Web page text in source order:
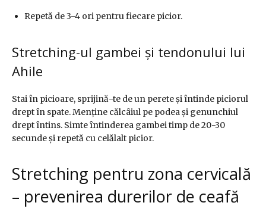
Repetă de 3-4 ori pentru fiecare picior.
Stretching-ul gambei și tendonului lui
Ahile
Stai în picioare, sprijină-te de un perete și întinde piciorul
drept în spate. Menține călcâiul pe podea și genunchiul
drept întins. Simte întinderea gambei timp de 20-30
secunde și repetă cu celălalt picior.
Stretching pentru zona cervicală
– prevenirea durerilor de ceafă